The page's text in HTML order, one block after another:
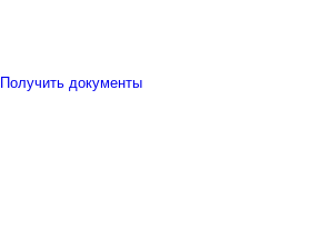
Получить документы